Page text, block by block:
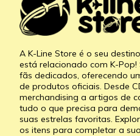
A K-Line Store é o seu
está relacionado com K-
fãs dedicados, oferecendo
de produtos oficiais. Desde
merchandising a artigos de
tudo o que precisa para
suas estrelas favoritas.
os itens para completar a